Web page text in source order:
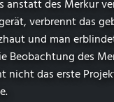
anstatt des Merkur
verbrennt das
und man
Beobachtung des
nicht das erste